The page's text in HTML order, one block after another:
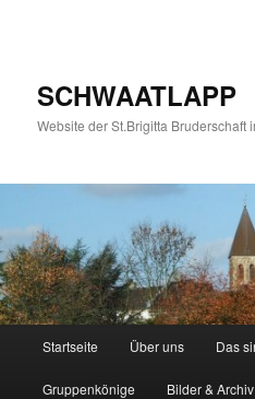
SCHWAATLAPP
Website der St.Brigitta Bruderschaft
Startseite Über uns Das
Gruppenkönige Bilder & Archiv